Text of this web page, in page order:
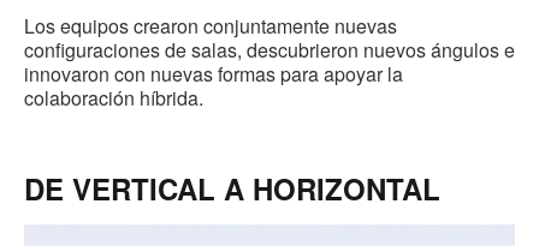
Los equipos crearon conjuntamente nuevas
configuraciones de salas, descubrieron nuevos ángulos e
innovaron con nuevas formas para apoyar la
colaboración híbrida.
DE VERTICAL A HORIZONTAL